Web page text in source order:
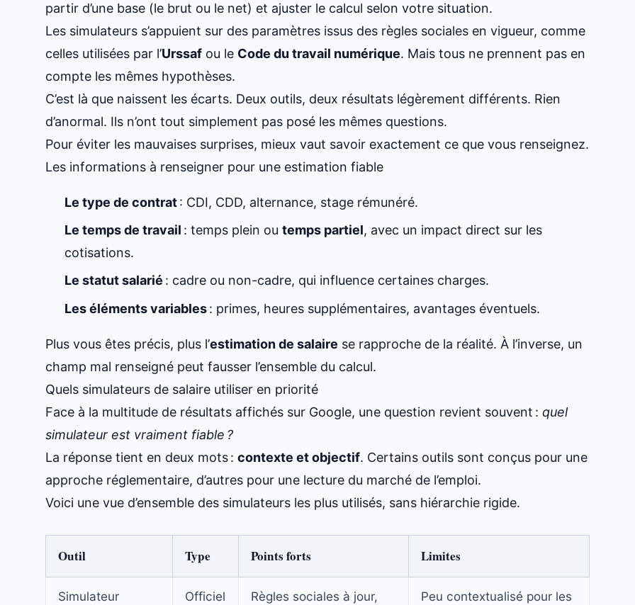
partir d’une base (le brut ou le net) et ajuster le calcul selon votre situation.
Les simulateurs s’appuient sur des paramètres issus des règles sociales en vigueur, comme
celles utilisées par l’Urssaf ou le Code du travail numérique. Mais tous ne prennent pas en
compte les mêmes hypothèses.
C’est là que naissent les écarts. Deux outils, deux résultats légèrement différents. Rien
d’anormal. Ils n’ont tout simplement pas posé les mêmes questions.
Pour éviter les mauvaises surprises, mieux vaut savoir exactement ce que vous renseignez.
Les informations à renseigner pour une estimation fiable
Le type de contrat: CDI, CDD, alternance, stage rémunéré.
Le temps de travail : temps plein ou temps partiel, avec un impact direct sur les
cotisations.
Le statut salarié : cadre ou non-cadre, qui influence certaines charges.
Les éléments variables: primes, heures supplémentaires, avantages éventuels.
Plus vous êtes précis, plus l’estimation de salaire se rapproche de la réalité. À l’inverse, un
champ mal renseigné peut fausser l’ensemble du calcul.
Quels simulateurs de salaire utiliser en priorité
Face à la multitude de résultats affichés sur Google, une question revient souvent : quel
simulateur est vraiment fiable ?
La réponse tient en deux mots : contexte et objectif. Certains outils sont conçus pour une
approche réglementaire, d’autres pour une lecture du marché de l’emploi.
Voici une vue d’ensemble des simulateurs les plus utilisés, sans hiérarchie rigide.
Outil Type Points forts Limites
Simulateur
Officiel
Règles sociales à jour,
Peu contextualisé pour les